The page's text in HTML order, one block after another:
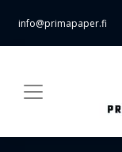
info@primapaper.fi